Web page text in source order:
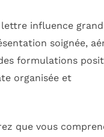
influence
soignée,
formulations
organisée et
que vous